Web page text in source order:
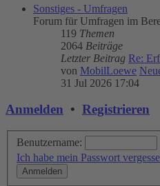
Sonstiges - Umfragen
Forum für Umfragen im
119 Themen
2064 Beiträge
Letzter Beitrag Re:
von MobilLoewe
31 Jul 2026 17:04
Anmelden • Registrieren
Benutzername:
Ich habe mein Passwort